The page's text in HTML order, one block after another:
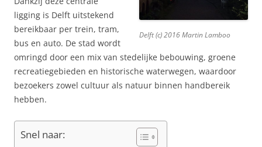
Delft (c) 2016 Martin Lamboo
ligging is Delft uitstekend
bereikbaar per trein, tram,
bus en auto. De stad wordt
omringd door een mix van stedelijke bebouwing, groene
recreatiegebieden en historische waterwegen, waardoor
bezoekers zowel cultuur als natuur binnen handbereik
hebben.
Snel naar: